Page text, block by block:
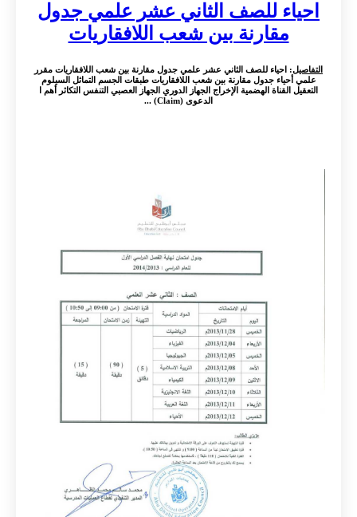
احياء للصف الثاني عشر علمي جدول
مقارنة بين شعب اللافقاريات
التفاصيل: احياء للصف الثاني عشر علمي جدول مقارنة بين شعب اللافقاريات مقرر
علمي أحياء جدول مقارنة بين شعب اللافقاريات طبقات الجسم التماثل السيلوم
التعقيل القناة الهضمية الإخراج الجهاز الدوري الجهاز العصبي التنفس التكاثر أهم ا
الدعوى (Claim) ...